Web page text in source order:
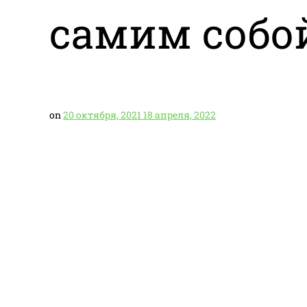
самим
on20 октября, 202118 апреля, 2022